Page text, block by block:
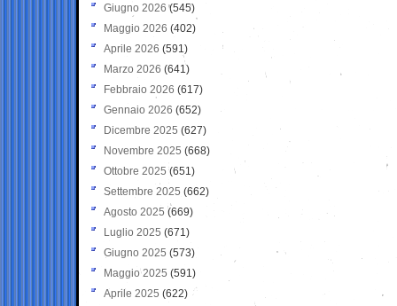
Giugno 2026 (545)
Maggio 2026 (402)
Aprile 2026 (591)
Marzo 2026 (641)
Febbraio 2026 (617)
Gennaio 2026 (652)
Dicembre 2025 (627)
Novembre 2025 (668)
Ottobre 2025 (651)
Settembre 2025 (662)
Agosto 2025 (669)
Luglio 2025 (671)
Giugno 2025 (573)
Maggio 2025 (591)
Aprile 2025 (622)